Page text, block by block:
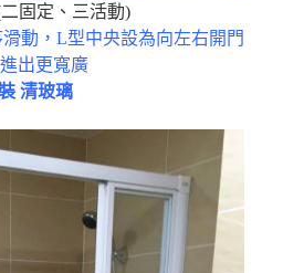
固定、三活動)
動，L型中央設為向左右開門
出更寬廣
清玻璃